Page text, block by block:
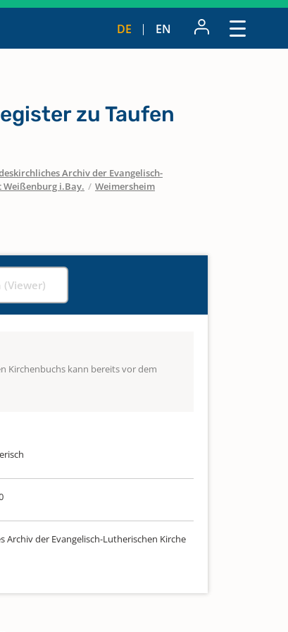
DE EN
zu Taufen
Archiv der Evangelisch-
Weißenburg i.Bay. / Weimersheim
Kirchenbuchs kann bereits vor dem
Archiv der Evangelisch-Lutherischen Kirche